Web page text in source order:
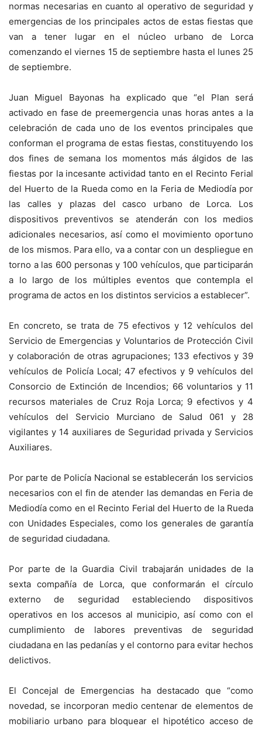
normas necesarias en cuanto al operativo de seguridad y
emergencias de los principales actos de estas fiestas que
van a tener lugar en el núcleo urbano de Lorca
comenzando el viernes 15 de septiembre hasta el lunes 25
de septiembre.
Juan Miguel Bayonas ha explicado que “el Plan será
activado en fase de preemergencia unas horas antes a la
celebración de cada uno de los eventos principales que
conforman el programa de estas fiestas, constituyendo los
dos fines de semana los momentos más álgidos de las
fiestas por la incesante actividad tanto en el Recinto Ferial
del Huerto de la Rueda como en la Feria de Mediodía por
las calles y plazas del casco urbano de Lorca. Los
dispositivos preventivos se atenderán con los medios
adicionales necesarios, así como el movimiento oportuno
de los mismos. Para ello, va a contar con un despliegue en
torno a las 600 personas y 100 vehículos, que participarán
a lo largo de los múltiples eventos que contempla el
programa de actos en los distintos servicios a establecer”.
En concreto, se trata de 75 efectivos y 12 vehículos del
Servicio de Emergencias y Voluntarios de Protección Civil
y colaboración de otras agrupaciones; 133 efectivos y 39
vehículos de Policía Local; 47 efectivos y 9 vehículos del
Consorcio de Extinción de Incendios; 66 voluntarios y 11
recursos materiales de Cruz Roja Lorca; 9 efectivos y 4
vehículos del Servicio Murciano de Salud 061 y 28
vigilantes y 14 auxiliares de Seguridad privada y Servicios
Auxiliares.
Por parte de Policía Nacional se establecerán los servicios
necesarios con el fin de atender las demandas en Feria de
Mediodía como en el Recinto Ferial del Huerto de la Rueda
con Unidades Especiales, como los generales de garantía
de seguridad ciudadana.
Por parte de la Guardia Civil trabajarán unidades de la
sexta compañía de Lorca, que conformarán el círculo
externo de seguridad estableciendo dispositivos
operativos en los accesos al municipio, así como con el
cumplimiento de labores preventivas de seguridad
ciudadana en las pedanías y el contorno para evitar hechos
delictivos.
El Concejal de Emergencias ha destacado que “como
novedad, se incorporan medio centenar de elementos de
mobiliario urbano para bloquear el hipotético acceso de